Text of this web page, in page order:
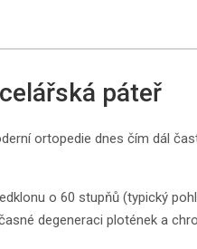
páteř
ortopedie dnes čím dál
o 60 stupňů (typický
degeneraci plotének a